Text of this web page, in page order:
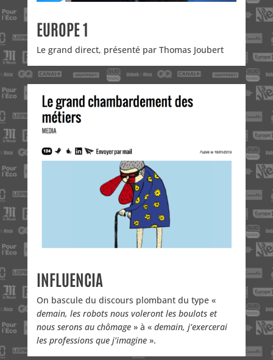
EUROPE 1
Le grand direct, présenté par Thomas Joubert
INFLUENCIA
On bascule du discours plombant du type «
demain, les robots nous voleront les boulots et
nous serons au chômage» à «demain, j’exercerai
les professions que j’imagine».